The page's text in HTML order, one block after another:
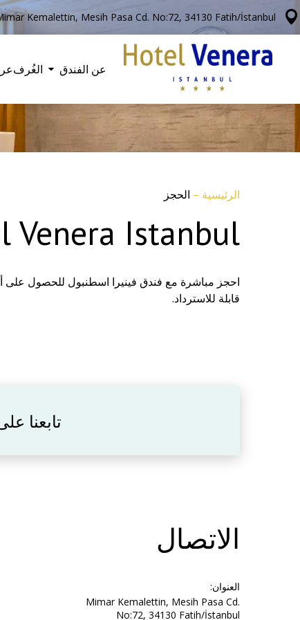
Kemalettin, Mesih Pasa Cd. No:72, 34130 Fatih/İstanbul
عن الفندق الغُرف
الرئيسية – الحجز
Venera Istanbul
احجز مباشرة مع فندق فينيرا اسطنبول للحصول على
قابلة للاسترداد.
تابعنا
الاتصال
العنوان:
Mimar Kemalettin, Mesih Pasa Cd.
No:72, 34130 Fatih/İstanbul